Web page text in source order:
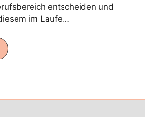
entscheiden und
im Laufe…